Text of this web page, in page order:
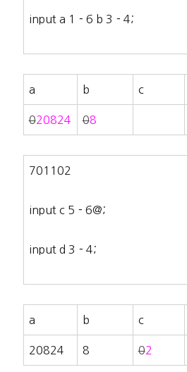
input a 1－6 b 3－4;
a b c
020824 08
701102
input c 5－6@;
input d 3－4;
a b c
20824 8 02